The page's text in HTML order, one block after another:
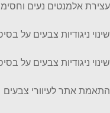
עצירת אלמנטים נעים
שינוי ניגודיות צבעים על
שינוי ניגודיות צבעים על
התאמת אתר לעיוורי צבעים